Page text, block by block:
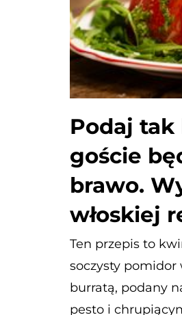
Podaj tak
goście
brawo.
włoskiej
Ten przepis to
soczysty pomidor
burratą, podany
pesto i